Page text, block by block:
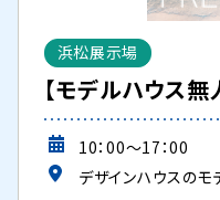
浜松展示場
【モデルハウス無
10：00～17：00
デザインハウスのモ